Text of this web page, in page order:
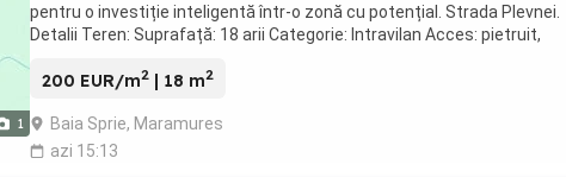
1
pentru o investiție inteligentă într-o zonă cu potențial. Strada Plevnei.
Detalii Teren: Suprafață: 18 arii Categorie: Intravilan Acces: pietruit,
200 EUR/m2 | 18 m2
Baia Sprie, Maramures
azi 15:13